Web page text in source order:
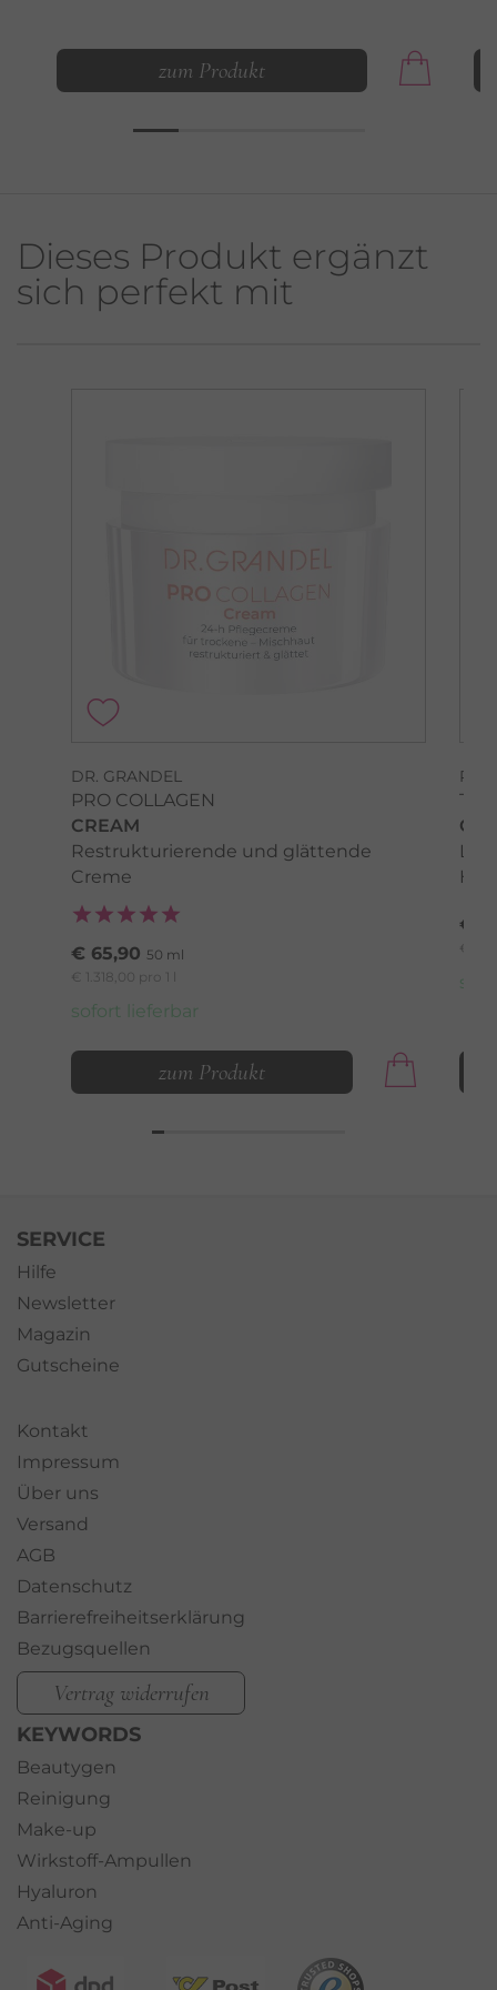
zum Produkt
Dieses Produkt ergänzt
sich perfekt mit
DR. GRANDEL
PRO COLLAGEN
CREAM
Restrukturierende und glättende
Creme
€ 65,90 50 ml
€ 1.318,00 pro 1 l
sofort lieferbar
zum Produkt
€
€
SERVICE
Hilfe
Newsletter
Magazin
Gutscheine
Kontakt
Impressum
Über uns
Versand
AGB
Datenschutz
Barrierefreiheitserklärung
Bezugsquellen
Vertrag widerrufen
KEYWORDS
Beautygen
Reinigung
Make-up
Wirkstoff-Ampullen
Hyaluron
Anti-Aging